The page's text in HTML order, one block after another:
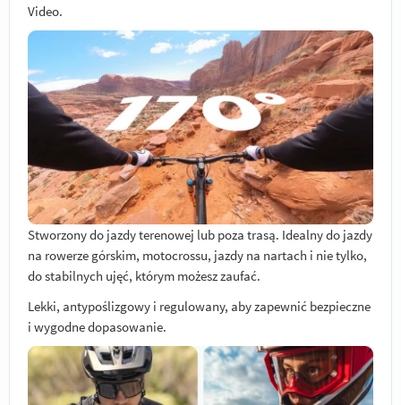
Video.
Stworzony do jazdy terenowej lub poza trasą. Idealny do jazdy
na rowerze górskim, motocrossu, jazdy na nartach i nie tylko,
do stabilnych ujęć, którym możesz zaufać.
Lekki, antypoślizgowy i regulowany, aby zapewnić bezpieczne
i wygodne dopasowanie.